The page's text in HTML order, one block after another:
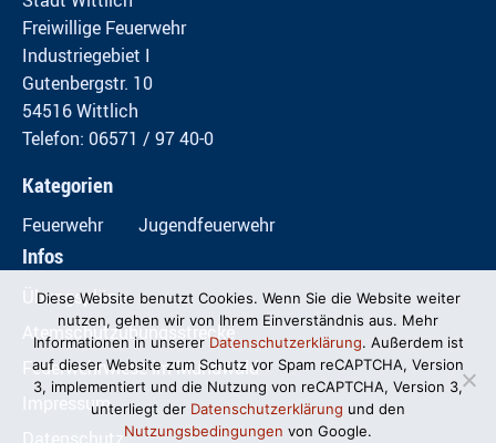
Freiwillige Feuerwehr
Industriegebiet I
Gutenbergstr. 10
54516 Wittlich
Telefon: 06571 / 97 40-0
Kategorien
Feuerwehr Jugendfeuerwehr
Infos
Übungspläne
Atemschutzübungsstrecke
Feuerwehrwiese im Mundwald
Impressum
Diese Website benutzt Cookies. Wenn Sie die Website weiter
nutzen, gehen wir von Ihrem Einverständnis aus. Mehr
Informationen in unserer Datenschutzerklärung. Außerdem ist
auf dieser Website zum Schutz vor Spam reCAPTCHA, Version
3, implementiert und die Nutzung von reCAPTCHA, Version 3,
unterliegt der Datenschutzerklärung und den
Nutzungsbedingungen von Google.